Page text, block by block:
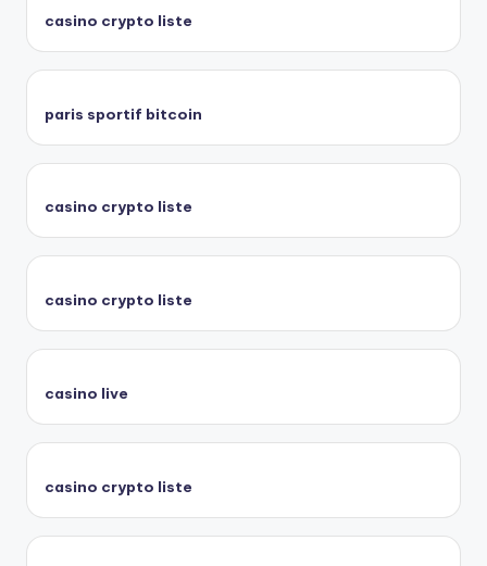
casino crypto liste
paris sportif bitcoin
casino crypto liste
casino crypto liste
casino live
casino crypto liste